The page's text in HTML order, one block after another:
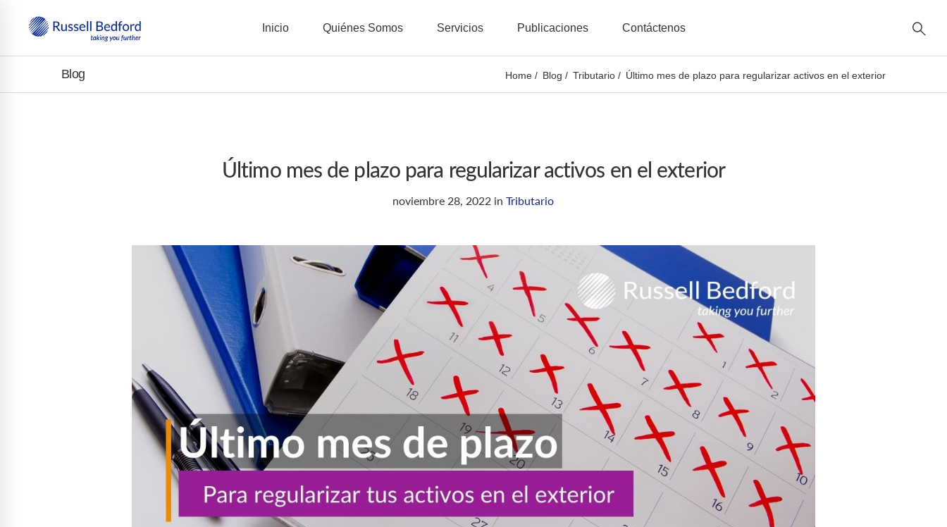
Inicio Quiénes Somos Servicios Publicaciones Contáctenos
Blog Home Blog Tributario Último mes de plazo para regularizar activos en el exterior
Último mes de plazo para regularizar activos en el exterior
noviembre 28, 2022 inTributario